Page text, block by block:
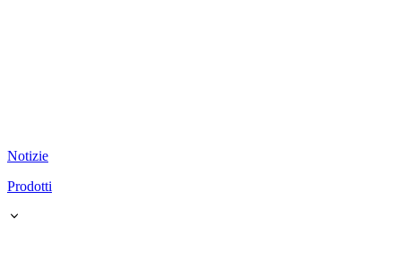
Notizie
Prodotti